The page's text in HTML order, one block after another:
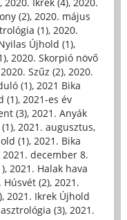
(2), 2020. május
(1), 2020.
Újhold (1),
, 2020. Skorpió növő
2020. Szűz (2), 2020.
(1), 2021 Bika
(1), 2021-es év
(3), 2021. Anyák
, 2021. augusztus,
(1), 2021. Bika
2021. december 8.
, 2021. Halak hava
Húsvét (2), 2021.
, 2021. Ikrek Újhold
(3), 2021.